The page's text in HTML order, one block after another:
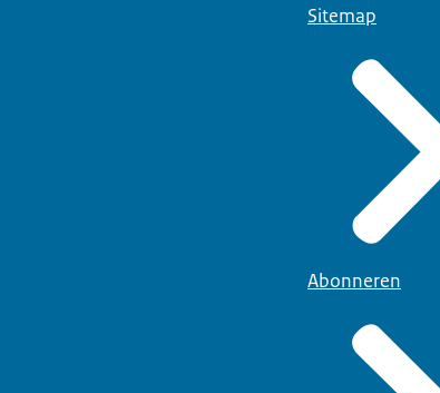
Sitemap
Abonneren